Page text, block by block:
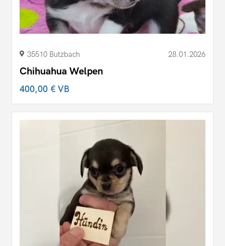
35510 Butzbach 28.01.2026
Chihuahua Welpen
400,00 €VB